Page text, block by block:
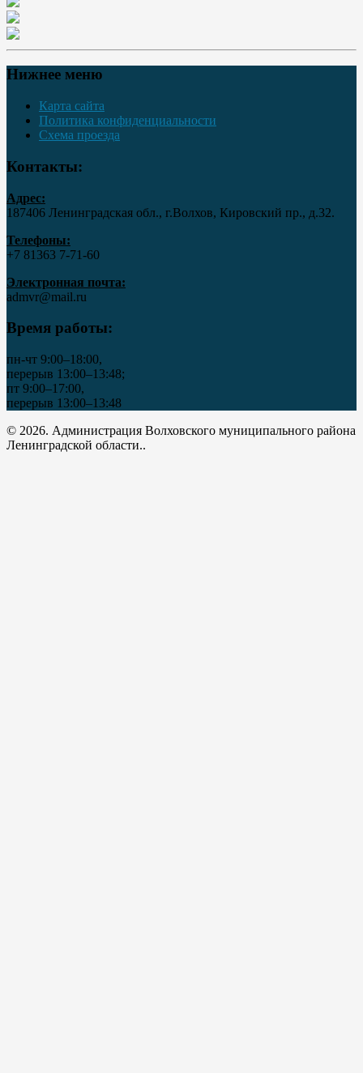
Нижнее меню
Карта сайта
Политика конфиденциальности
Схема проезда
Контакты:
Адрес:
187406 Ленинградская обл., г.Волхов, Кировский пр., д.32.
Телефоны:
+7 81363 7‑71-60
Электронная почта:
admvr@mail.ru
Время работы:
пн-чт 9:00–18:00,
перерыв 13:00–13:48;
пт 9:00–17:00,
перерыв 13:00–13:48
© 2026. Администрация Волховского муниципального района
Ленинградской области..